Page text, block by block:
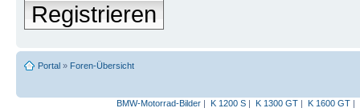
Registrieren
Portal » Foren-Übersicht
BMW-Motorrad-Bilder| K 1200 S| K 1300 GT| K 1600 GT|